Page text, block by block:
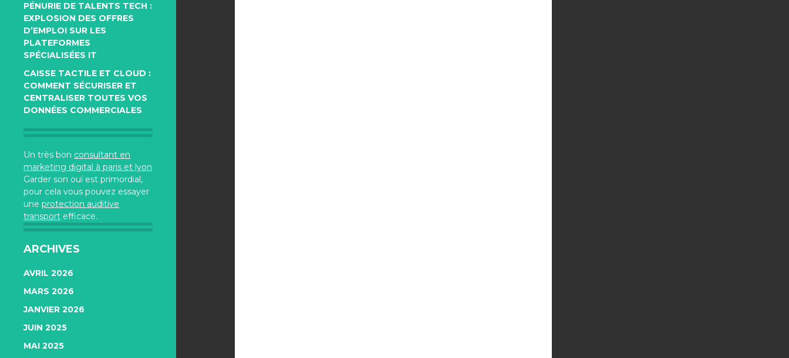
PÉNURIE DE TALENTS TECH :
EXPLOSION DES OFFRES
D’EMPLOI SUR LES
PLATEFORMES
SPÉCIALISÉES IT
CAISSE TACTILE ET CLOUD :
COMMENT SÉCURISER ET
CENTRALISER TOUTES VOS
DONNÉES COMMERCIALES
Un très bon consultant en
marketing digital à paris et lyon
Garder son ouï est primordial,
pour cela vous pouvez essayer
une protection auditive
transport efficace.
ARCHIVES
AVRIL 2026
MARS 2026
JANVIER 2026
JUIN 2025
MAI 2025